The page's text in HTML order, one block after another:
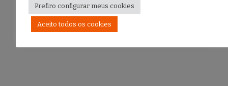
F
a
c
T
w
it
E
m
ai
S
h
ar
Prefiro configurar meus cookies
Aceito todos os cookies